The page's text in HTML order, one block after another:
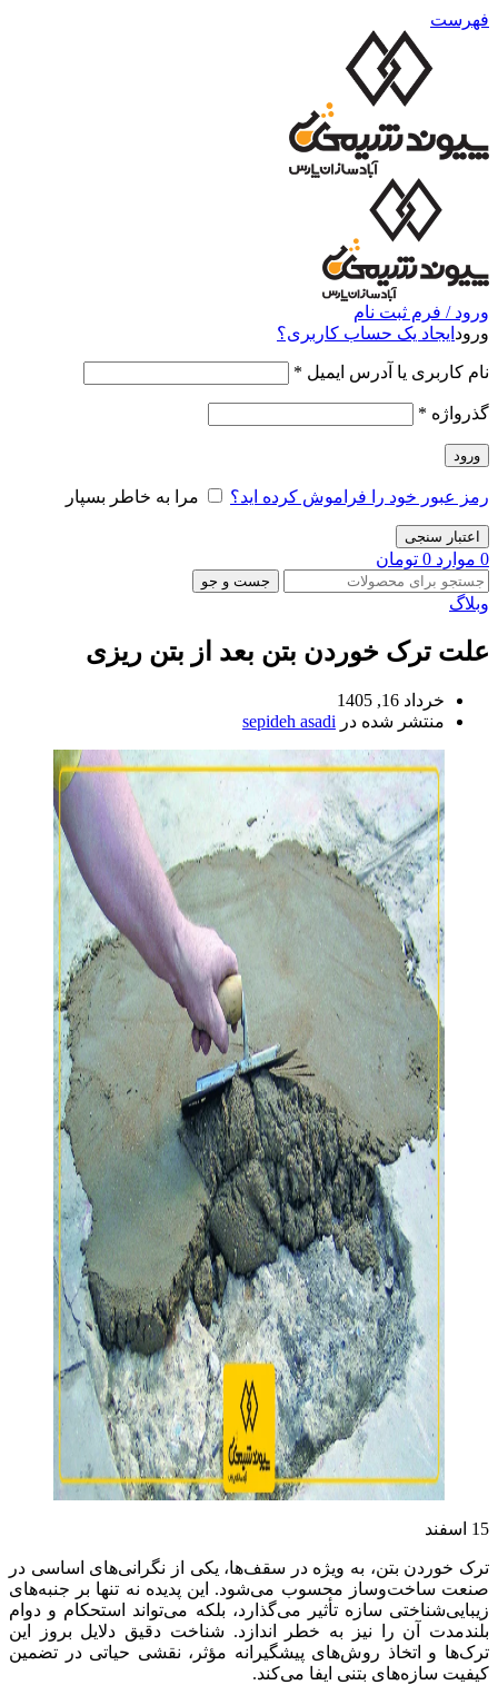
فهرست
ورود / فرم ثبت نام
ورود ایجاد یک حساب کاربری؟
نام کاربری یا آدرس ایمیل *
گذرواژه *
ورود
رمز عبور خود را فراموش کرده اید؟ مرا به خاطر بسپار
اعتبار سنجی
0 موارد 0 تومان
جست و جو
وبلاگ
علت ترک خوردن بتن بعد از بتن ریزی
خرداد 16, 1405
منتشر شده در sepideh asadi
15 اسفند
ترک خوردن بتن، به ویژه در سقف‌ها، یکی از نگرانی‌های اساسی در
صنعت ساخت‌وساز محسوب می‌شود. این پدیده نه تنها بر جنبه‌های
زیبایی‌شناختی سازه تأثیر می‌گذارد، بلکه می‌تواند استحکام و دوام
بلندمدت آن را نیز به خطر اندازد. شناخت دقیق دلایل بروز این
ترک‌ها و اتخاذ روش‌های پیشگیرانه مؤثر، نقشی حیاتی در تضمین
کیفیت سازه‌های بتنی ایفا می‌کند.